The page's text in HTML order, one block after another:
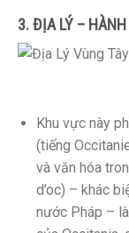
3. ĐỊA LÝ – HÀNH
Khu vực này
(tiếng
và văn hóa
d’oc) – khác
nước Pháp –